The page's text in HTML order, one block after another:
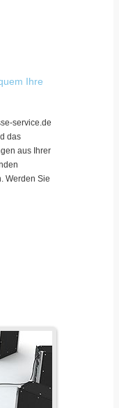
Ihre
service.de
das
aus Ihrer
Werden Sie